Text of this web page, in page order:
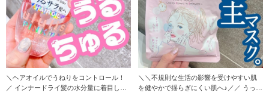
＼ヘアオイルでうねりをコントロール！
／ インナードライ髪の水分量に着目し、
＼＼不規則な生活の影響を受けやすい肌
を健やかで揺らぎにくい肌へ♪／／ うっか